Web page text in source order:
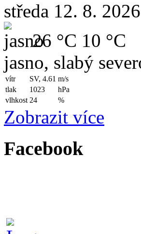
středa 12. 8. 2026
26 °C 10 °C
jasno, slabý
vítr SV, 4.61 m/s
tlak
1023
hPa
vlhkost 24 %
Zobrazit více
Facebook